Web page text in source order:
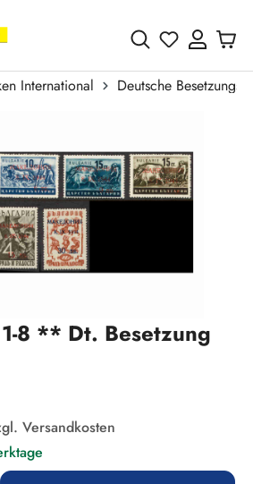
Du hast 0
International
Deutsche
8 ** Dt. Besetzung
Versandkosten